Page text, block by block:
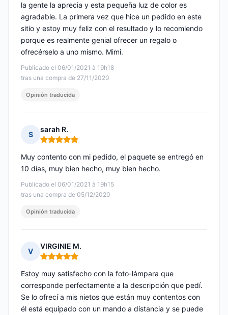
Publicado el 06/01/2021 à 19h18
tras una compra de 27/11/2020
la gente la aprecia y esta pequeña luz de color es
agradable. La primera vez que hice un pedido en este
sitio y estoy muy feliz con el resultado y lo recomiendo
porque es realmente genial ofrecer un regalo o
ofrecérselo a uno mismo. Mimi.
Opinión traducida
S
sarah R.
Nota: 5 de 5
Publicado el 06/01/2021 à 19h15
tras una compra de 05/12/2020
Muy contento con mi pedido, el paquete se entregó en
10 días, muy bien hecho, muy bien hecho.
Opinión traducida
V
VIRGINIE M.
Nota: 5 de 5
Estoy muy satisfecho con la foto-lámpara que
corresponde perfectamente a la descripción que pedí.
Se lo ofrecí a mis nietos que están muy contentos con
él está equipado con un mando a distancia y se puede